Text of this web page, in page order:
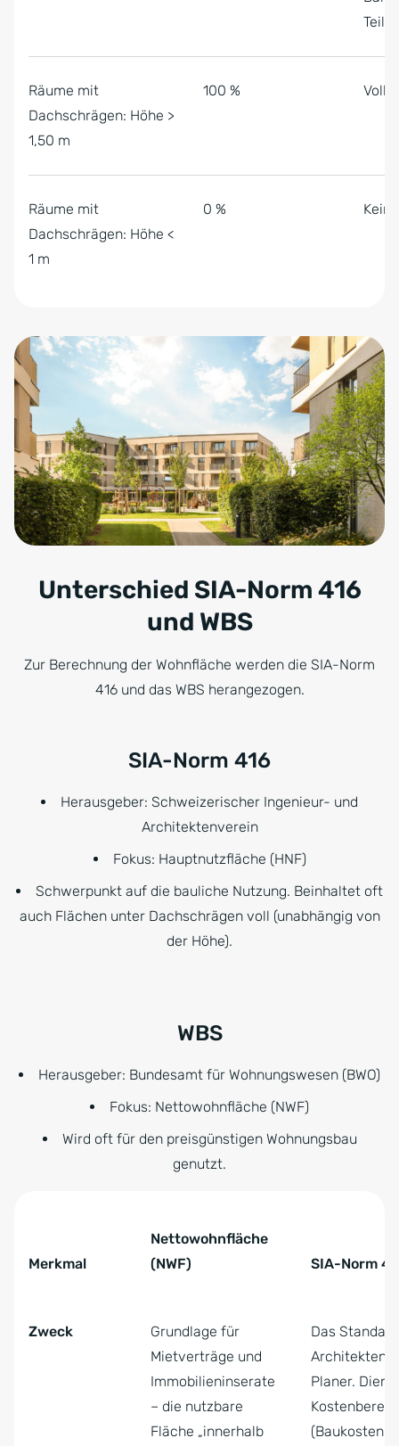
Teil
Räume mit
Dachschrägen: Höhe >
1,50 m
100 % Volle
Räume mit
Dachschrägen: Höhe <
1 m
0 %
Unterschied SIA-Norm 416
und WBS
Zur Berechnung der Wohnfläche werden die SIA-Norm
416 und das WBS herangezogen.
SIA-Norm 416
Herausgeber: Schweizerischer Ingenieur- und
Architektenverein
Fokus: Hauptnutzfläche (HNF)
Schwerpunkt auf die bauliche Nutzung. Beinhaltet oft
auch Flächen unter Dachschrägen voll (unabhängig von
der Höhe).
WBS
Herausgeber: Bundesamt für Wohnungswesen (BWO)
Fokus: Nettowohnfläche (NWF)
Wird oft für den preisgünstigen Wohnungsbau
genutzt.
Merkmal
Nettowohnfläche
(NWF)
SIA-Norm
Zweck
Grundlage für
Mietverträge und
Immobilieninserate
– die nutzbare
Fläche „innerhalb
Das
Architekten
Planer. Dient